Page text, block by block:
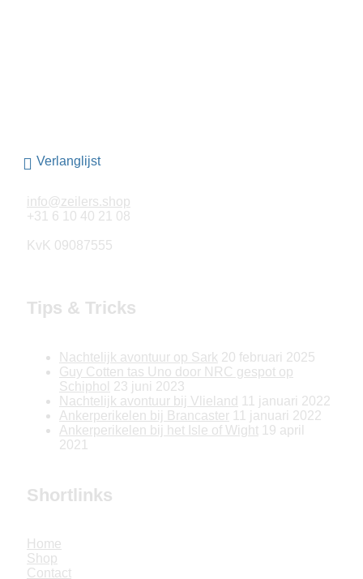
info@zeilers.shop
+31 6 10 40 21 08
KvK 09087555
Tips & Tricks
Nachtelijk avontuur op Sark 20 februari 2025
Guy Cotten tas Uno door NRC gespot op
Schiphol 23 juni 2023
Nachtelijk avontuur bij Vlieland 11 januari 2022
Ankerperikelen bij Brancaster 11 januari 2022
Ankerperikelen bij het Isle of Wight 19 april
2021
Shortlinks
Home
Shop
Contact